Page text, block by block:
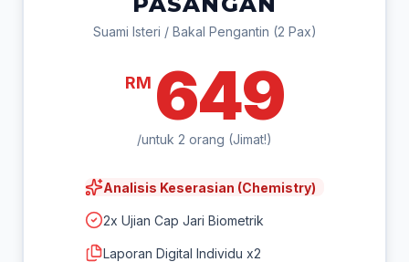
Suami Isteri / Bakal Pengantin (2 Pax)
RM 649
/untuk 2 orang (Jimat!)
Analisis Keserasian (Chemistry)
2x Ujian Cap Jari Biometrik
Laporan Digital Individu x2